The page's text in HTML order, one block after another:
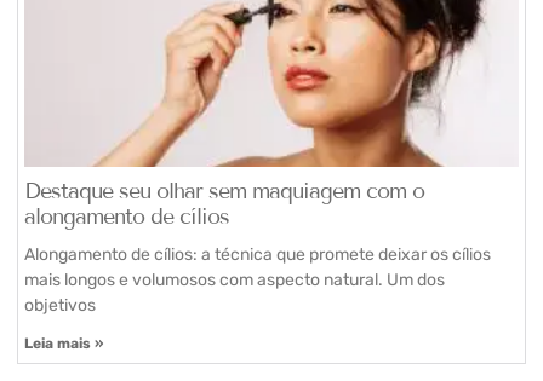
Destaque seu olhar sem maquiagem com o
alongamento de cílios
Alongamento de cílios: a técnica que promete deixar os cílios
mais longos e volumosos com aspecto natural. Um dos
objetivos
Leia mais »